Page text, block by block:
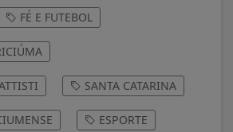
FÉ E FUTEBOL
SANTA CATARINA
ESPORTE